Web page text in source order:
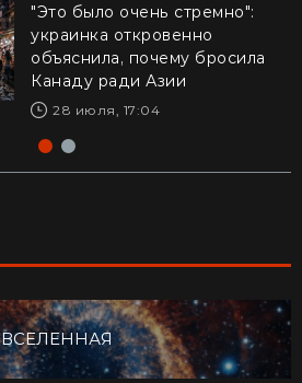
"Это было очень стремно":
украинка откровенно
объяснила, почему бросила
Канаду ради Азии
28 июля, 17:04
Драматическое видео из
Калифорнии: 16-летний
рискнул жизнью ради
ребенка – реакция Трампа
ВСЕЛЕННАЯ